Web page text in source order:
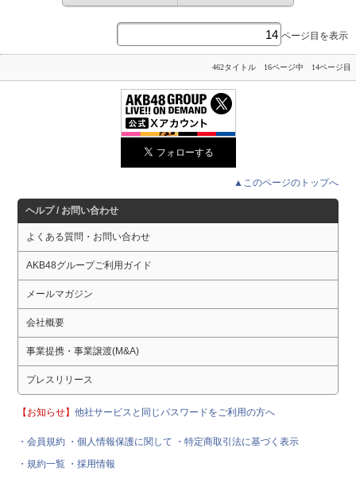
ページ目を表示
462タイトル 16ページ中 14ページ目
▲このページのトップへ
ヘルプ / お問い合わせ
よくある質問・お問い合わせ
AKB48グループご利用ガイド
メールマガジン
会社概要
事業提携・事業譲渡(M&A)
プレスリリース
【お知らせ】他社サービスと同じパスワードをご利用の方へ
・会員規約 ・個人情報保護に関して
・特定商取引法に基づく表示
・規約一覧 ・採用情報